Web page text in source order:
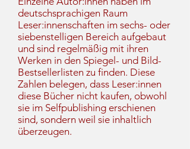
deutschsprachigen Raum
Leser:innenschaften im sechs- oder
siebenstelligen Bereich aufgebaut
und sind regelmäßig mit ihren
Werken in den Spiegel- und Bild-
Bestsellerlisten zu finden. Diese
Zahlen belegen, dass Leser:innen
diese Bücher nicht kaufen, obwohl
sie im Selfpublishing erschienen
sind, sondern weil sie inhaltlich
überzeugen.